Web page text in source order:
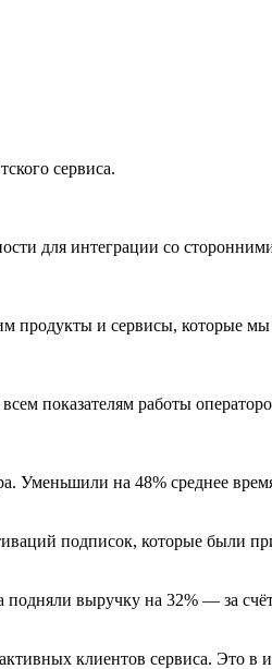
сервиса.
для интеграции со
продукты и сервисы, которые
показателям работы
Уменьшили на 48% среднее
подписок, которые были
выручку на 32% — за
клиентов сервиса. Это